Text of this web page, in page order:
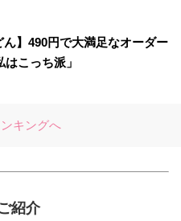
ん】490円で大満足なオーダー
こっち派」
キングへ
紹介